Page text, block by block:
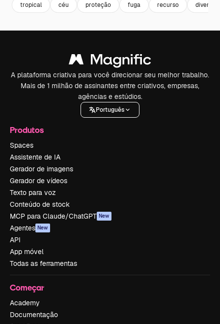
tropical céu proteção fuga recurso diversão
A plataforma criativa para você direcionar seu melhor trabalho.
Mais de 1 milhão de assinantes entre criativos, empresas,
agências e estúdios.
Português
Produtos
Spaces
Assistente de IA
Gerador de imagens
Gerador de vídeos
Texto para voz
Conteúdo de stock
MCP para Claude/ChatGPT New
Agentes New
API
App móvel
Todas as ferramentas
Começar
Academy
Documentação